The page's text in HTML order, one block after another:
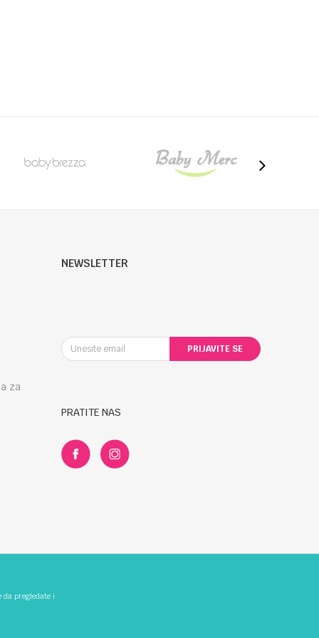
za
NEWSLETTER
PRIJAVITE SE
PRATITE NAS
pregledate i